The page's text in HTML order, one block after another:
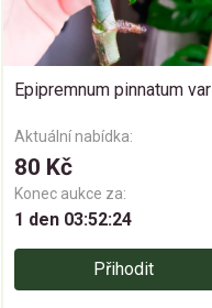
Epipremnum pinnatum var
Aktuální nabídka:
80 Kč
Konec aukce za:
1 den 03:52:24
Přihodit